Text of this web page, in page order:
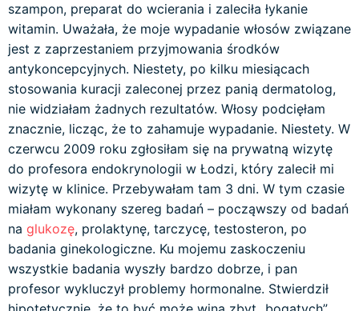
szampon, preparat do wcierania i zaleciła łykanie
witamin. Uważała, że moje wypadanie włosów związane
jest z zaprzestaniem przyjmowania środków
antykoncepcyjnych. Niestety, po kilku miesiącach
stosowania kuracji zaleconej przez panią dermatolog,
nie widziałam żadnych rezultatów. Włosy podcięłam
znacznie, licząc, że to zahamuje wypadanie. Niestety. W
czerwcu 2009 roku zgłosiłam się na prywatną wizytę
do profesora endokrynologii w Łodzi, który zalecił mi
wizytę w klinice. Przebywałam tam 3 dni. W tym czasie
miałam wykonany szereg badań – począwszy od badań
na glukozę, prolaktynę, tarczycę, testosteron, po
badania ginekologiczne. Ku mojemu zaskoczeniu
wszystkie badania wyszły bardzo dobrze, i pan
profesor wykluczył problemy hormonalne. Stwierdził